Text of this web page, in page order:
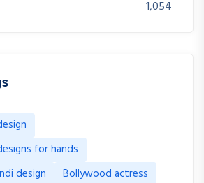
1,054
for hands
design
Bollywood actress